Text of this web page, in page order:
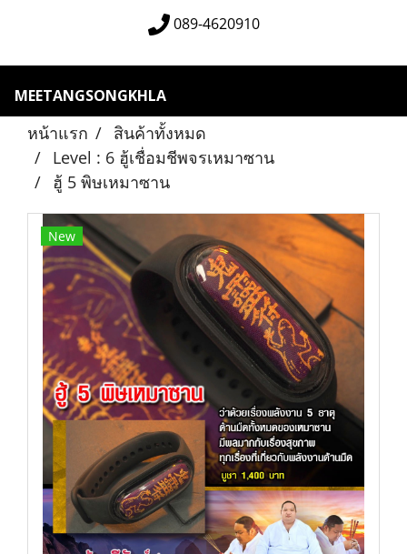
089-4620910
MEETANGSONGKHLA
หน้าแรก
สินค้าทั้งหมด
Level : 6 ฮู้เชื่อมชีพจรเหมาซาน
ฮู้ 5 พิษเหมาซาน
New